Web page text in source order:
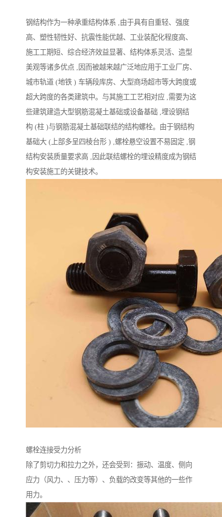
钢结构作为一种承重结构体系 ,由于具有自重轻、强度
高、塑性韧性好、抗震性能优越、工业装配化程度高、
施工工期短、综合经济效益显著、结构体系灵活、造型
美观等诸多优点 ,因而被越来越广泛地应用于工业厂房、
城市轨道 (地铁 ) 车辆段库房、大型商场超市等大跨度或
超大跨度的各类建筑中。与其施工工艺相对应 ,需要为这
些建筑建造大型钢筋混凝土基础或设备基础 ,埋设钢结
构 (柱 )与钢筋混凝土基础联结的结构螺栓。由于钢结构
基础大 (上部多呈四棱台形 ) ,螺栓悬空设置不易固定 ,钢
结构安装质量要求高 ,因此联结螺栓的埋设精度成为钢结
构安装施工的关键技术。
螺栓连接受力分析
除了剪切力和拉力之外，还会受到：振动、温度、侧向
应力（风力、、压力等）、负载的改变等其他的一些作
用力。